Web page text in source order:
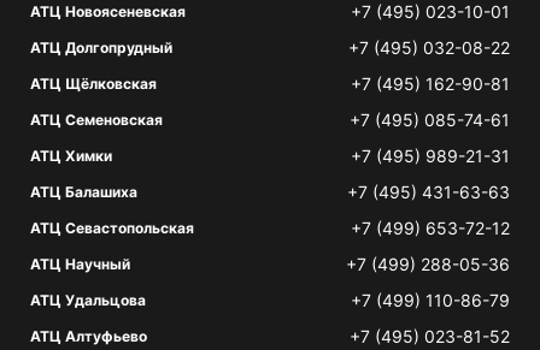
АТЦ Новоясеневская +7 (495) 023-10-01
АТЦ Долгопрудный +7 (495) 032-08-22
АТЦ Щёлковская +7 (495) 162-90-81
АТЦ Семеновская +7 (495) 085-74-61
АТЦ Химки +7 (495) 989-21-31
АТЦ Балашиха +7 (495) 431-63-63
АТЦ Севастопольская +7 (499) 653-72-12
АТЦ Научный +7 (499) 288-05-36
АТЦ Удальцова +7 (499) 110-86-79
АТЦ Алтуфьево +7 (495) 023-81-52